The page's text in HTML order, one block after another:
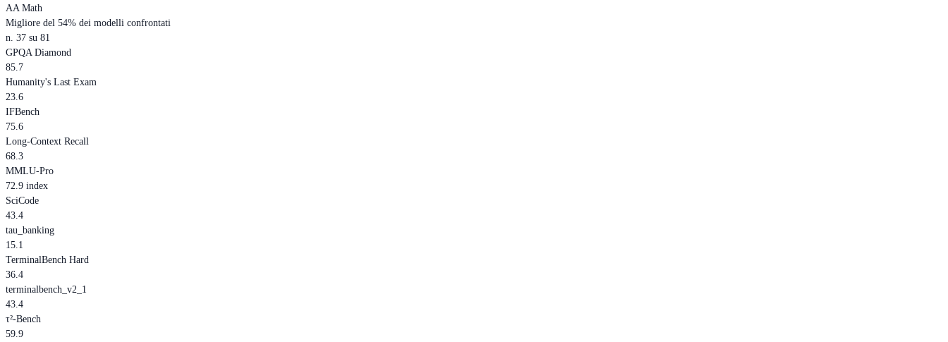
AA Math
Migliore del 54% dei modelli confrontati
n. 37 su 81
GPQA Diamond
85.7
Humanity's Last Exam
23.6
IFBench
75.6
Long-Context Recall
68.3
MMLU-Pro
72.9 index
SciCode
43.4
tau_banking
15.1
TerminalBench Hard
36.4
terminalbench_v2_1
43.4
τ²-Bench
59.9